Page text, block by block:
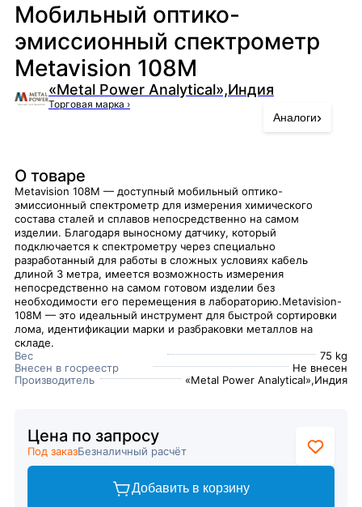
Мобильный оптико-
эмиссионный спектрометр
Metavision 108M
«Metal Power Analytical»,Индия
Торговая марка ›
Аналоги›
О товаре
Metavision 108M — доступный мобильный оптико-
эмиссионный спектрометр для измерения химического
состава сталей и сплавов непосредственно на самом
изделии. Благодаря выносному датчику, который
подключается к спектрометру через специально
разработанный для работы в сложных условиях кабель
длиной 3 метра, имеется возможность измерения
непосредственно на самом готовом изделии без
необходимости его перемещения в лабораторию.Metavision-
108M — это идеальный инструмент для быстрой сортировки
лома, идентификации марки и разбраковки металлов на
складе.
Вес
75 kg
Внесен в госреестр
Не внесен
Производитель
«Metal Power Analytical»,Индия
Цена по запросу
Под заказБезналичный расчёт
Добавить в корзину